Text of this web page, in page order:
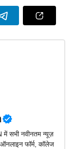
में सभी नवीनतम न्यूज़
फॉर्म, कॉलेज